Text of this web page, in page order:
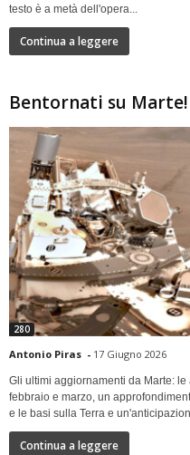
testo è a metà dell'opera...
Continua a leggere
Bentornati su
280
Antonio Piras - 17 Giugno 2026
Gli ultimi aggiornamenti da Marte:
febbraio e marzo, un
e le basi sulla Terra e
Continua a leggere